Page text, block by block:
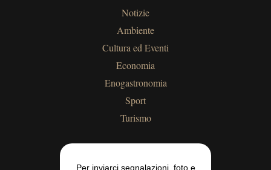
Notizie
Ambiente
Cultura ed Eventi
Economia
Enogastronomia
Sport
Turismo
Per inviarci segnalazioni, foto e